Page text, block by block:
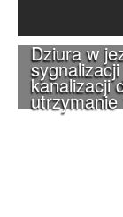
Dziura w
kanalizacji
utrzymanie